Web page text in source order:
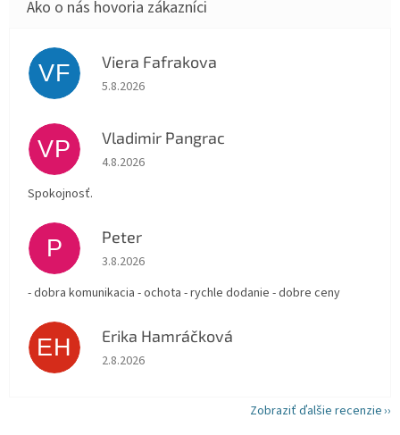
VF Viera Fafrakova
Hodnotenie obchodu je 5 z 5 hviezdičiek.
5.8.2026
VP Vladimir Pangrac
Hodnotenie obchodu je 5 z 5 hviezdičiek.
4.8.2026
Spokojnosť.
P Peter
Hodnotenie obchodu je 5 z 5 hviezdičiek.
3.8.2026
- dobra komunikacia - ochota - rychle dodanie - dobre ceny
EH Erika Hamráčková
Hodnotenie obchodu je 5 z 5 hviezdičiek.
2.8.2026
Zobraziť ďalšie recenzie